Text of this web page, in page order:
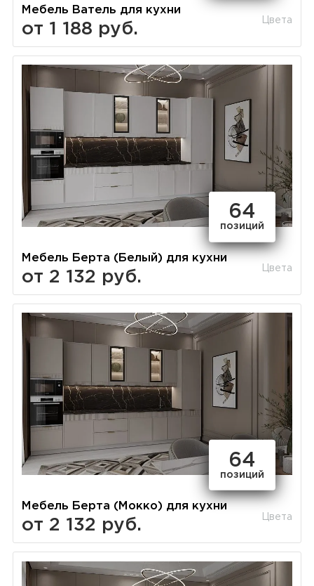
Мебель Ватель для кухни
от 1 188 руб.
Цвета
64
позиций
Мебель Берта (Белый) для кухни
от 2 132 руб.
Цвета
64
позиций
Мебель Берта (Мокко) для кухни
от 2 132 руб.
Цвета